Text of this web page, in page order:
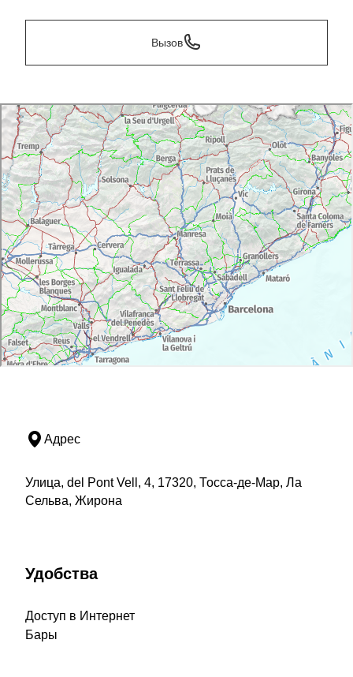
Вызов
Адрес
Улица, del Pont Vell, 4, 17320, Тосса-де-Мар, Ла
Сельва, Жирона
Удобства
Доступ в Интернет
Бары